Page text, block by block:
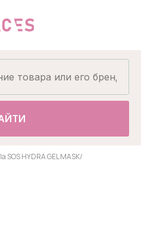
SOS HYDRA GEL MASK/